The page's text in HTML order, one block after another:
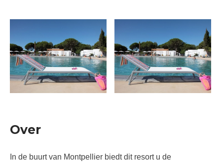
Over
In de buurt van Montpellier biedt dit resort u de